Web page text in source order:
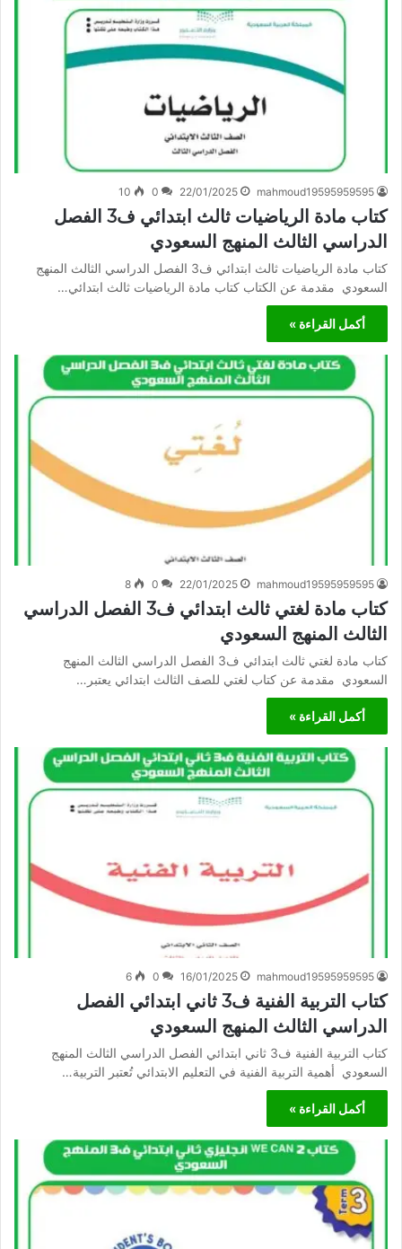
mahmoud19595959595
22/01/2025
0
10
كتاب مادة الرياضيات ثالث ابتدائي ف3 الفصل
الدراسي الثالث المنهج السعودي
كتاب مادة الرياضيات ثالث ابتدائي ف3 الفصل الدراسي الثالث المنهج
السعودي مقدمة عن الكتاب كتاب مادة الرياضيات ثالث ابتدائي…
أكمل القراءة »
mahmoud19595959595
22/01/2025
0
8
كتاب مادة لغتي ثالث ابتدائي ف3 الفصل الدراسي
الثالث المنهج السعودي
كتاب مادة لغتي ثالث ابتدائي ف3 الفصل الدراسي الثالث المنهج
السعودي مقدمة عن كتاب لغتي للصف الثالث ابتدائي يعتبر…
أكمل القراءة »
mahmoud19595959595
16/01/2025
0
6
كتاب التربية الفنية ف3 ثاني ابتدائي الفصل
الدراسي الثالث المنهج السعودي
كتاب التربية الفنية ف3 ثاني ابتدائي الفصل الدراسي الثالث المنهج
السعودي أهمية التربية الفنية في التعليم الابتدائي تُعتبر التربية…
أكمل القراءة »